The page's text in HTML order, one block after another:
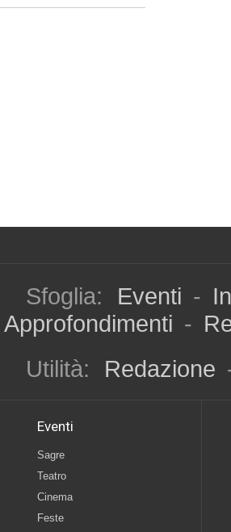
Sfoglia: Eventi -
Approfondimenti -
Utilità:
Redazione
Eventi
Sagre
Teatro
Cinema
Feste